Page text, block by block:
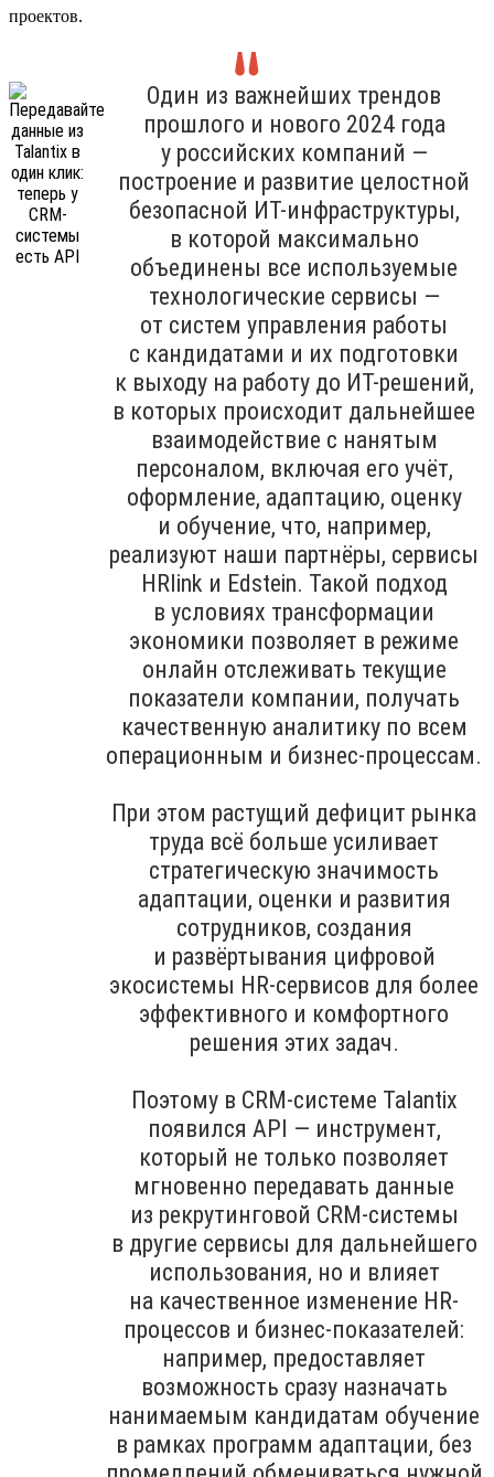
проектов.
Один из важнейших трендов
прошлого и нового 2024 года
у российских компаний —
построение и развитие целостной
безопасной ИТ-инфраструктуры,
в которой максимально
объединены все используемые
технологические сервисы —
от систем управления работы
с кандидатами и их подготовки
к выходу на работу до ИТ-решений,
в которых происходит дальнейшее
взаимодействие с нанятым
персоналом, включая его учёт,
оформление, адаптацию, оценку
и обучение, что, например,
реализуют наши партнёры, сервисы
HRlink и Edstein. Такой подход
в условиях трансформации
экономики позволяет в режиме
онлайн отслеживать текущие
показатели компании, получать
качественную аналитику по всем
операционным и бизнес-процессам.
При этом растущий дефицит рынка
труда всё больше усиливает
стратегическую значимость
адаптации, оценки и развития
сотрудников, создания
и развёртывания цифровой
экосистемы HR-сервисов для более
эффективного и комфортного
решения этих задач.
Поэтому в CRM-системе Talantix
появился API — инструмент,
который не только позволяет
мгновенно передавать данные
из рекрутинговой CRM-системы
в другие сервисы для дальнейшего
использования, но и влияет
на качественное изменение HR-
процессов и бизнес-показателей:
например, предоставляет
возможность сразу назначать
нанимаемым кандидатам обучение
в рамках программ адаптации, без